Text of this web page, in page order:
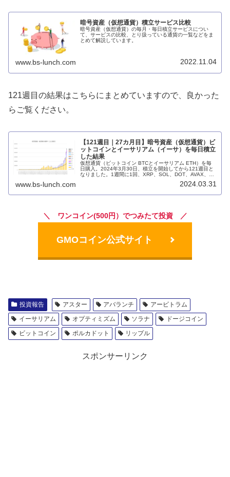
暗号資産（仮想通貨）積立サービス比較
暗号資産（仮想通貨）の毎月・毎日積立サービスについ
て、サービスの比較、とり扱っている通貨の一覧などをま
とめて解説しています。
www.bs-lunch.com 2022.11.04
121週目の結果はこちらにまとめていますので、良かった
らご覧ください。
【121週目｜27カ月目】暗号資産（仮想通貨）ビ
ットコインとイーサリアム（イーサ）を毎日積立
した結果
仮想通貨（ビットコイン BTCとイーサリアム ETH）を毎
日購入。2024年3月30日、積立を開始してから121週目と
なりました。1週間に1回、XRP、SOL、DOT、AVAX、
結果を前の週と比較しながらまとめています。
www.bs-lunch.com 2024.03.31
＼ ワンコイン(500円）でつみたて投資 ／
GMOコイン公式サイト
投資報告 アスター アバランチ
アービトラム
イーサリアム
オプティミズム ソラナ
ドージコイン
ビットコイン
ポルカドット リップル
スポンサーリンク